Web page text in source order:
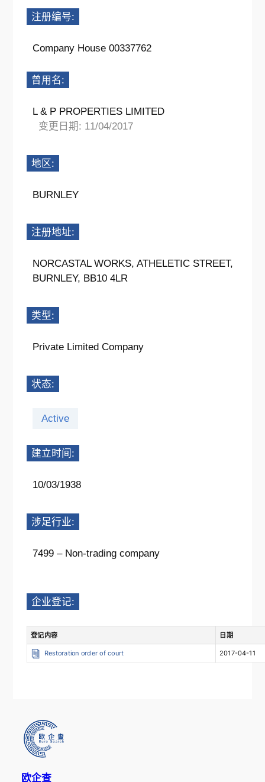
注册编号:
Company House 00337762
曾用名:
L & P PROPERTIES LIMITED
变更日期: 11/04/2017
地区:
BURNLEY
注册地址:
NORCASTAL WORKS, ATHELETIC STREET,
BURNLEY, BB10 4LR
类型:
Private Limited Company
状态:
Active
建立时间:
10/03/1938
涉足行业:
7499 – Non-trading company
企业登记:
登记内容 日期
Restoration order of court 2017-04-11
欧企查